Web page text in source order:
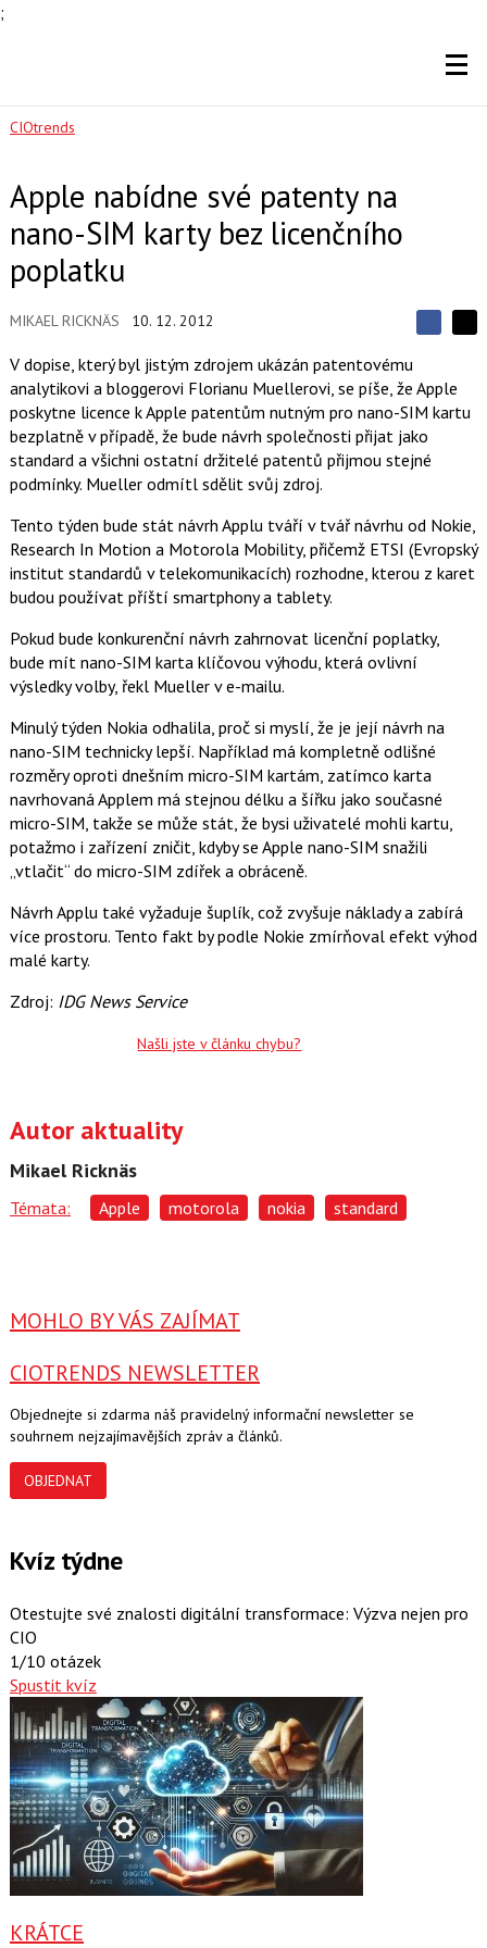
;
CIOtrends
Apple nabídne své patenty na
nano-SIM karty bez licenčního
poplatku
MIKAEL RICKNÄS 10. 12. 2012
S
í
l
e
t
S
l
e
n
a
c
e
o
j
í
t
i
X
V dopise, který byl jistým zdrojem ukázán patentovému
analytikovi a bloggerovi Florianu Muellerovi, se píše, že Apple
poskytne licence k Apple patentům nutným pro nano-SIM kartu
bezplatně v případě, že bude návrh společnosti přijat jako
standard a všichni ostatní držitelé patentů přijmou stejné
podmínky. Mueller odmítl sdělit svůj zdroj.
Tento týden bude stát návrh Applu tváří v tvář návrhu od Nokie,
Research In Motion a Motorola Mobility, přičemž ETSI (Evropský
institut standardů v telekomunikacích) rozhodne, kterou z karet
budou používat příští smartphony a tablety.
Pokud bude konkurenční návrh zahrnovat licenční poplatky,
bude mít nano-SIM karta klíčovou výhodu, která ovlivní
výsledky volby, řekl Mueller v e-mailu.
Minulý týden Nokia odhalila, proč si myslí, že je její návrh na
nano-SIM technicky lepší. Například má kompletně odlišné
rozměry oproti dnešním micro-SIM kartám, zatímco karta
navrhovaná Applem má stejnou délku a šířku jako současné
micro-SIM, takže se může stát, že bysi uživatelé mohli kartu,
potažmo i zařízení zničit, kdyby se Apple nano-SIM snažili
„vtlačit“ do micro-SIM zdířek a obráceně.
Návrh Applu také vyžaduje šuplík, což zvyšuje náklady a zabírá
více prostoru. Tento fakt by podle Nokie zmírňoval efekt výhod
malé karty.
Zdroj: IDG News Service
Našli jste v článku chybu?
Autor aktuality
Mikael Ricknäs
Témata: Apple motorola nokia standard
MOHLO BY VÁS ZAJÍMAT
CIOTRENDS NEWSLETTER
Objednejte si zdarma náš pravidelný informační newsletter se
souhrnem nejzajímavějších zpráv a článků.
OBJEDNAT
Kvíz týdne
Otestujte své znalosti digitální transformace: Výzva nejen pro
CIO
1/10 otázek
Spustit kvíz
KRÁTCE